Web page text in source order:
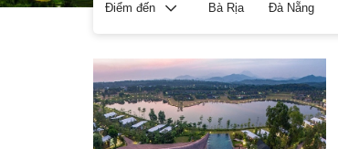
Điểm đến Bà Rịa Đà Nẵng